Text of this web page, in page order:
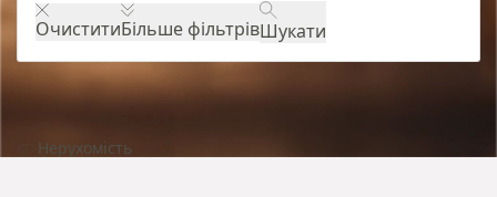
ОчиститиБільше фільтрівШукати
Нерухомість